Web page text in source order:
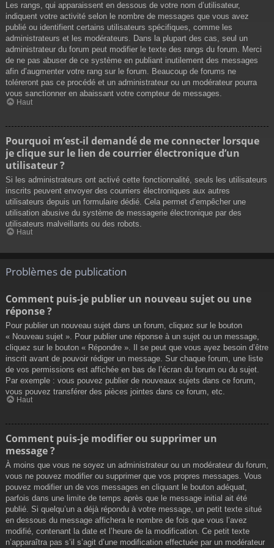
Les rangs, qui apparaissent en dessous de votre nom d’utilisateur,
indiquent votre activité selon le nombre de messages que vous avez
publié ou identifient certains utilisateurs spécifiques, comme les
administrateurs et les modérateurs. Dans la plupart des cas, seul un
administrateur du forum peut modifier le texte des rangs du forum. Merci
de ne pas abuser de ce système en publiant inutilement des messages
afin d’augmenter votre rang sur le forum. Beaucoup de forums ne
toléreront pas ce procédé et un administrateur ou un modérateur pourra
vous sanctionner en abaissant votre compteur de messages.
Haut
Pourquoi m’est-il demandé de me connecter lorsque
je clique sur le lien de courrier électronique d’un
utilisateur ?
Si les administrateurs ont activé cette fonctionnalité, seuls les utilisateurs
inscrits peuvent envoyer des courriers électroniques aux autres
utilisateurs depuis un formulaire dédié. Cela permet d’empêcher une
utilisation abusive du système de messagerie électronique par des
utilisateurs malveillants ou des robots.
Haut
Problèmes de publication
Comment puis-je publier un nouveau sujet ou une
réponse ?
Pour publier un nouveau sujet dans un forum, cliquez sur le bouton
« Nouveau sujet ». Pour publier une réponse à un sujet ou un message,
cliquez sur le bouton « Répondre ». Il se peut que vous ayez besoin d’être
inscrit avant de pouvoir rédiger un message. Sur chaque forum, une liste
de vos permissions est affichée en bas de l’écran du forum ou du sujet.
Par exemple : vous pouvez publier de nouveaux sujets dans ce forum,
vous pouvez transférer des pièces jointes dans ce forum, etc.
Haut
Comment puis-je modifier ou supprimer un
message ?
À moins que vous ne soyez un administrateur ou un modérateur du forum,
vous ne pouvez modifier ou supprimer que vos propres messages. Vous
pouvez modifier un de vos messages en cliquant le bouton adéquat,
parfois dans une limite de temps après que le message initial ait été
publié. Si quelqu’un a déjà répondu à votre message, un petit texte situé
en dessous du message affichera le nombre de fois que vous l’avez
modifié, contenant la date et l’heure de la modification. Ce petit texte
n’apparaîtra pas s’il s’agit d’une modification effectuée par un modérateur